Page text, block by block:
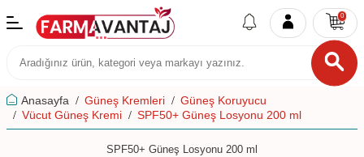
0
Anasayfa Güneş Kremleri
Güneş Koruyucu
Vücut Güneş Kremi
SPF50+ Güneş Losyonu 200 ml
SPF50+ Güneş Losyonu 200 ml